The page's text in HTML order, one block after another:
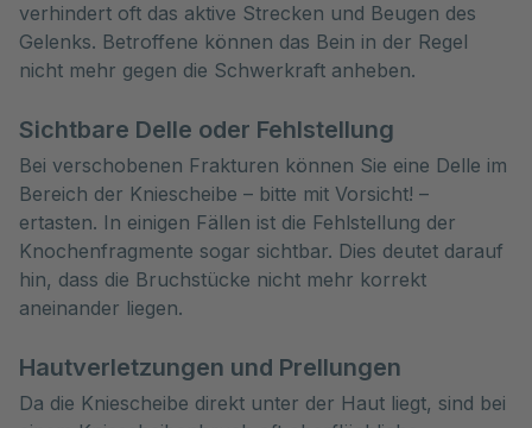
verhindert oft das aktive Strecken und Beugen des
Gelenks. Betroffene können das Bein in der Regel
nicht mehr gegen die Schwerkraft anheben.
Sichtbare Delle oder Fehlstellung
Bei verschobenen Frakturen können Sie eine Delle im
Bereich der Kniescheibe – bitte mit Vorsicht! –
ertasten. In einigen Fällen ist die Fehlstellung der
Knochenfragmente sogar sichtbar. Dies deutet darauf
hin, dass die Bruchstücke nicht mehr korrekt
aneinander liegen.
Hautverletzungen und Prellungen
Da die Kniescheibe direkt unter der Haut liegt, sind bei